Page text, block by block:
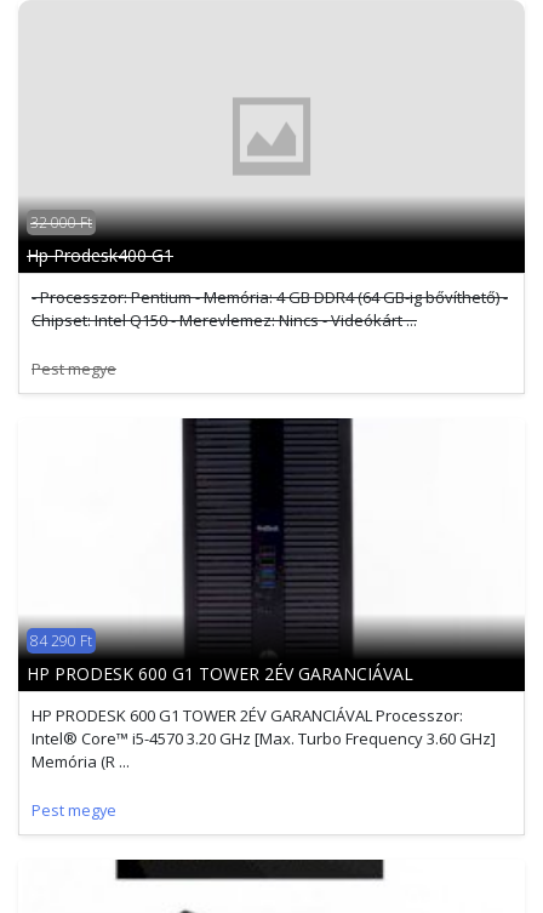
32 000 Ft
Hp Prodesk400 G1
- Processzor: Pentium - Memória: 4 GB DDR4 (64 GB-ig bővíthető) -
Chipset: Intel Q150 - Merevlemez: Nincs - Videókárt ...
Pest megye
84 290 Ft
HP PRODESK 600 G1 TOWER 2ÉV GARANCIÁVAL
HP PRODESK 600 G1 TOWER 2ÉV GARANCIÁVAL Processzor:
Intel® Core™ i5-4570 3.20 GHz [Max. Turbo Frequency 3.60 GHz]
Memória (R ...
Pest megye